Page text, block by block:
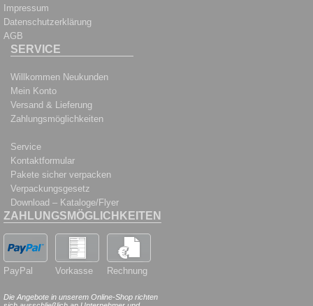
Impressum
Datenschutzerklärung
AGB
SERVICE
Willkommen Neukunden
Mein Konto
Versand & Lieferung
Zahlungsmöglichkeiten
Service
Kontaktformular
Pakete sicher verpacken
Verpackungsgesetz
Download – Kataloge/Flyer
ZAHLUNGSMÖGLICHKEITEN
PayPal Vorkasse Rechnung
Die Angebote in unserem Online-Shop richten